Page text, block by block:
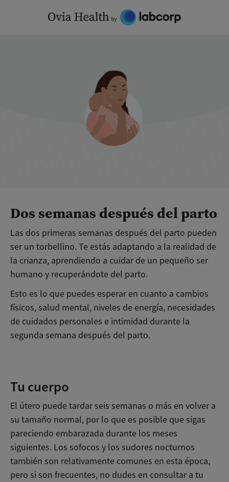
Dos semanas después del parto
Las dos primeras semanas después del parto pueden
ser un torbellino. Te estás adaptando a la realidad de
la crianza, aprendiendo a cuidar de un pequeño ser
humano y recuperándote del parto.
Esto es lo que puedes esperar en cuanto a cambios
físicos, salud mental, niveles de energía, necesidades
de cuidados personales e intimidad durante la
segunda semana después del parto.
Tu cuerpo
El útero puede tardar seis semanas o más en volver a
su tamaño normal, por lo que es posible que sigas
pareciendo embarazada durante los meses
siguientes. Los sofocos y los sudores nocturnos
también son relativamente comunes en esta época,
pero si son frecuentes, no dudes en consultar a tu